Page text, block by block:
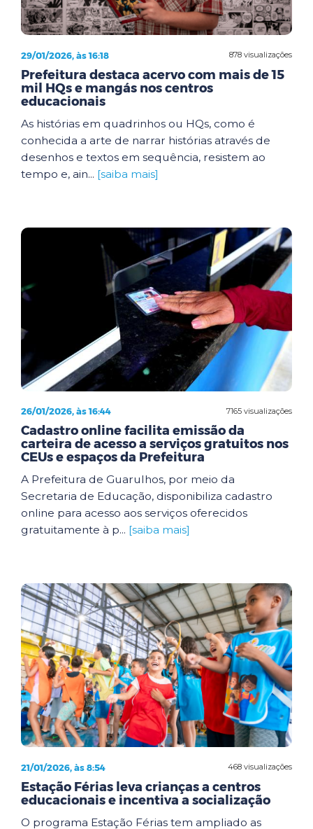
878 visualizações
29/01/2026, às 16:18
Prefeitura destaca acervo com mais de 15
mil HQs e mangás nos centros
educacionais
As histórias em quadrinhos ou HQs, como é
conhecida a arte de narrar histórias através de
desenhos e textos em sequência, resistem ao
tempo e, ain... [saiba mais]
7165 visualizações
26/01/2026, às 16:44
Cadastro online facilita emissão da
carteira de acesso a serviços gratuitos nos
CEUs e espaços da Prefeitura
A Prefeitura de Guarulhos, por meio da
Secretaria de Educação, disponibiliza cadastro
online para acesso aos serviços oferecidos
gratuitamente à p... [saiba mais]
468 visualizações
21/01/2026, às 8:54
Estação Férias leva crianças a centros
educacionais e incentiva a socialização
O programa Estação Férias tem ampliado as